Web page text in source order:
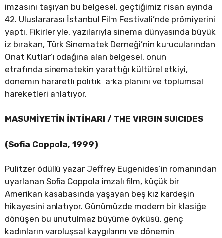
imzasını taşıyan bu belgesel, geçtiğimiz nisan ayında
42. Uluslararası İstanbul Film Festivali’nde prömiyerini
yaptı. Fikirleriyle, yazılarıyla sinema dünyasında büyük
iz bırakan, Türk Sinematek Derneği’nin kurucularından
Onat Kutlar’ı odağına alan belgesel, onun
etrafında sinematekin yarattığı kültürel etkiyi,
dönemin hararetli politik arka planını ve toplumsal
hareketleri anlatıyor.
MASUMİYETİN İNTİHARI / THE VIRGIN SUICIDES
(Sofia Coppola, 1999)
Pulitzer ödüllü yazar Jeffrey Eugenides’in romanından
uyarlanan Sofia Coppola imzalı film, küçük bir
Amerikan kasabasında yaşayan beş kız kardeşin
hikayesini anlatıyor. Günümüzde modern bir klasiğe
dönüşen bu unutulmaz büyüme öyküsü, genç
kadınların varoluşsal kaygılarını ve dönemin